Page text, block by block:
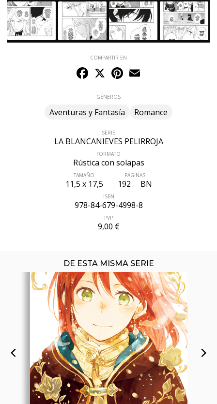
COMPARTIR EN
Facebook
X Pinterest
GÉNEROS
Aventuras y Fantasía Romance
SERIE
LA BLANCANIEVES PELIRROJA
FORMATO
Rústica con solapas
TAMAÑO
11,5 x 17,5
PÁGINAS
192 BN
ISBN
978-84-679-4998-8
PVP
9,00 €
DE ESTA MISMA SERIE
ÚLTIMO NÚMERO PUBLICADO